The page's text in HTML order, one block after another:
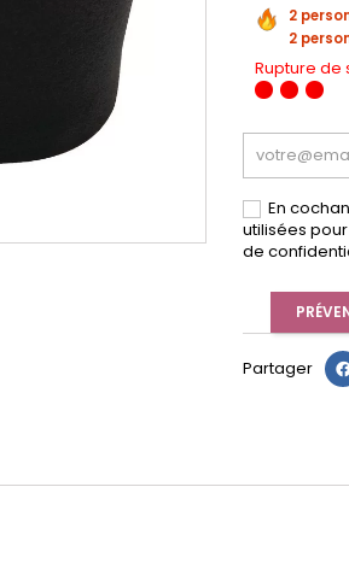
2
2
Rupture de
En
utilisées
de
Partager